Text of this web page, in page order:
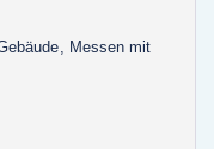
Messen mit